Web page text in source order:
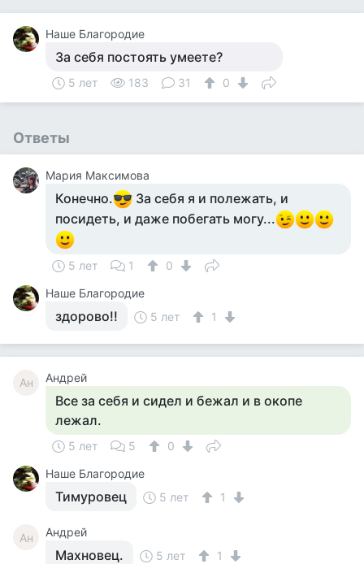
Наше Благородие
За себя постоять умеете?
5 лет 183 31 0
Ответы
Мария Максимова
Конечно.
За себя я и полежать, и
посидеть, и даже побегать могу...
5 лет 1
0
Наше Благородие
здорово!! 5 лет 1
Ан Андрей
Все за себя и сидел и бежал и в окопе
лежал.
5 лет 5
0
Наше Благородие
Тимуровец 5 лет 1
Ан Андрей
Махновец. 5 лет 1